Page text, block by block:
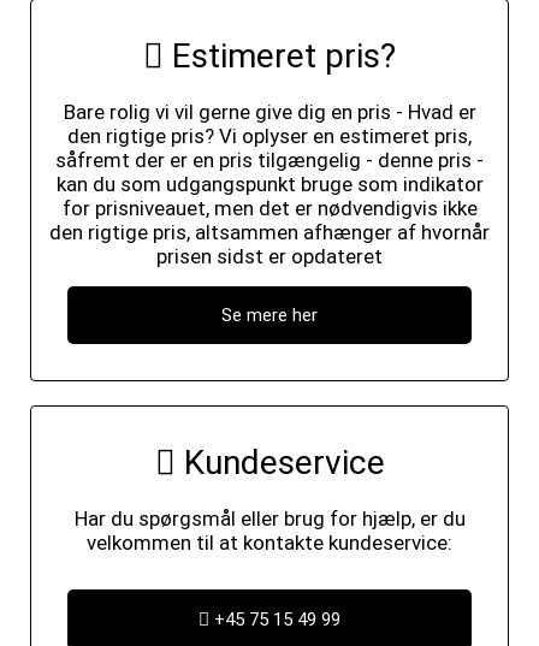
Estimeret pris?
Bare rolig vi vil gerne give dig en pris - Hvad er
den rigtige pris? Vi oplyser en estimeret pris,
såfremt der er en pris tilgængelig - denne pris -
kan du som udgangspunkt bruge som indikator
for prisniveauet, men det er nødvendigvis ikke
den rigtige pris, altsammen afhænger af hvornår
prisen sidst er opdateret
Se mere her
Kundeservice
Har du spørgsmål eller brug for hjælp, er du
velkommen til at kontakte kundeservice:
+45 75 15 49 99